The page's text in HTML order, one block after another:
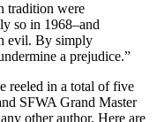
tradition were
so in 1968–and
evil. By simply
a prejudice.”
reeled in a total of five
SFWA Grand Master
other author. Here are